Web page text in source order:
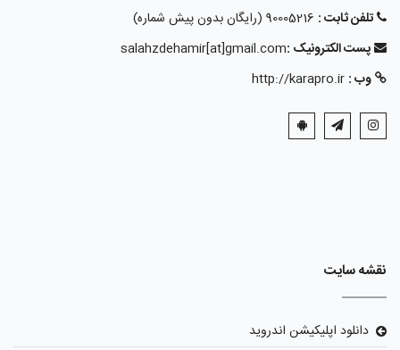
تلفن ثابت : 90005216 (رایگان بدون پیش شماره)
پست الکترونیک :salahzdehamir[at]gmail.com
وب : http://karapro.ir
نقشه سایت
دانلود اپلیکیشن اندروید